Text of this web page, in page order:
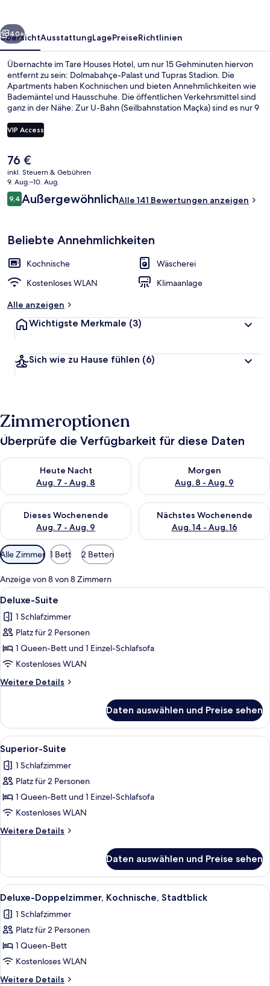
Weiter
40+
ÜbersichtAusstattungLagePreiseRichtlinien
Übernachte im Tare Houses Hotel, um nur 15 Gehminuten hiervon
entfernt zu sein: Dolmabahçe-Palast und Tupras Stadion. Die
Apartments haben Kochnischen und bieten Annehmlichkeiten wie
Bademäntel und Hausschuhe. Die öffentlichen Verkehrsmittel sind
ganz in der Nähe: Zur U-Bahn (Seilbahnstation Maçka) sind es nur 9
VIP Access
Der
aktuelle
Preis
beträgt
76 €.
76 €
inkl. Steuern & Gebühren
9. Aug.–10. Aug.
Bewertungen
9,49,4 von 10.
AußergewöhnlichAlle 141 Bewertungen anzeigen
Beliebte Annehmlichkeiten
Kochnische
Wäscherei
Kostenloses WLAN
Klimaanlage
Alle anzeigen
Wichtigste Merkmale (3)
Sich wie zu Hause fühlen (6)
Zimmeroptionen
Überprüfe die Verfügbarkeit für diese Daten
Heute Nacht
Aug. 7 - Aug. 8
Überprüfe die Verfügbarkeit für heute Nacht, Aug. 7 - Aug. 8.
Morgen
Aug. 8 - Aug. 9
Überprüfe die Verfügbarkeit
Dieses Wochenende
Aug. 7 - Aug. 9
Überprüfe die Verfügbarkeit für dieses Wochenende, Aug. 7
Nächstes Wochenende
Aug. 14 - Aug. 16
Überprüfe die Verfügbarkeit
Verfügbare
Filter
für
Zimmer
Alle Zimmer 1 Bett 2 Betten
Anzeige von 8 von 8 Zimmern
Alle
Fotos
für
Deluxe-
Suite
anzeigen
Ein Schlafzimmer mit rundem
5
Deluxe-Suite
1 Schlafzimmer
Platz für 2 Personen
1 Queen-Bett und 1 Einzel-Schlafsofa
Kostenloses WLAN
Weitere Details
Weitere
Suite
Daten auswählen und Preise sehen
Alle
Fotos
für
Superior-
Suite
anzeigen
Ein modernes Schlafzimmer mit
5
Superior-Suite
1 Schlafzimmer
Platz für 2 Personen
1 Queen-Bett und 1 Einzel-Schlafsofa
Kostenloses WLAN
Weitere Details
Weitere
Suite
Daten auswählen und Preise sehen
Alle
Fotos
für
Deluxe-
Doppelzimmer,
Kochnische,
Stadtblick
Ein geräumiges Schlafzimmer mit
5
Deluxe-Doppelzimmer, Kochnische, Stadtblick
1 Schlafzimmer
Platz für 2 Personen
1 Queen-Bett
Kostenloses WLAN
Weitere Details
Weitere